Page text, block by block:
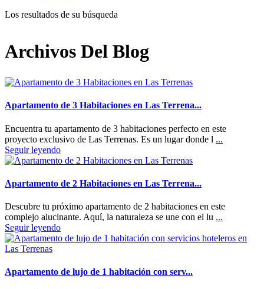
Los resultados de su búsqueda
Archivos Del Blog
Apartamento de 3 Habitaciones en Las Terrena...
Encuentra tu apartamento de 3 habitaciones perfecto en este
proyecto exclusivo de Las Terrenas. Es un lugar donde l ...
Seguir leyendo
Apartamento de 2 Habitaciones en Las Terrena...
Descubre tu próximo apartamento de 2 habitaciones en este
complejo alucinante. Aquí, la naturaleza se une con el lu ...
Seguir leyendo
Apartamento de lujo de 1 habitación con serv...